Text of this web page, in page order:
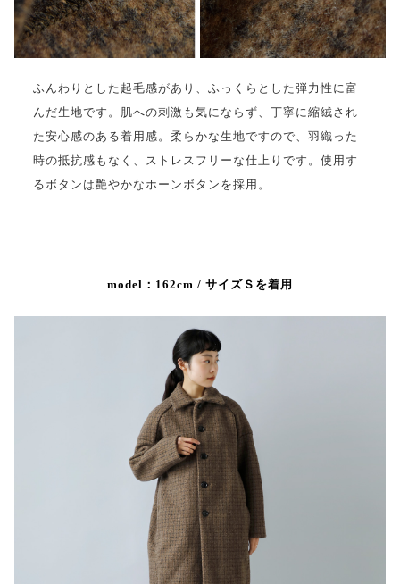
ふんわりとした起毛感があり、ふっくらとした弾力性に富
んだ生地です。肌への刺激も気にならず、丁寧に縮絨され
た安心感のある着用感。柔らかな生地ですので、羽織った
時の抵抗感もなく、ストレスフリーな仕上りです。使用す
るボタンは艶やかなホーンボタンを採用。
model：162cm / サイズＳを着用